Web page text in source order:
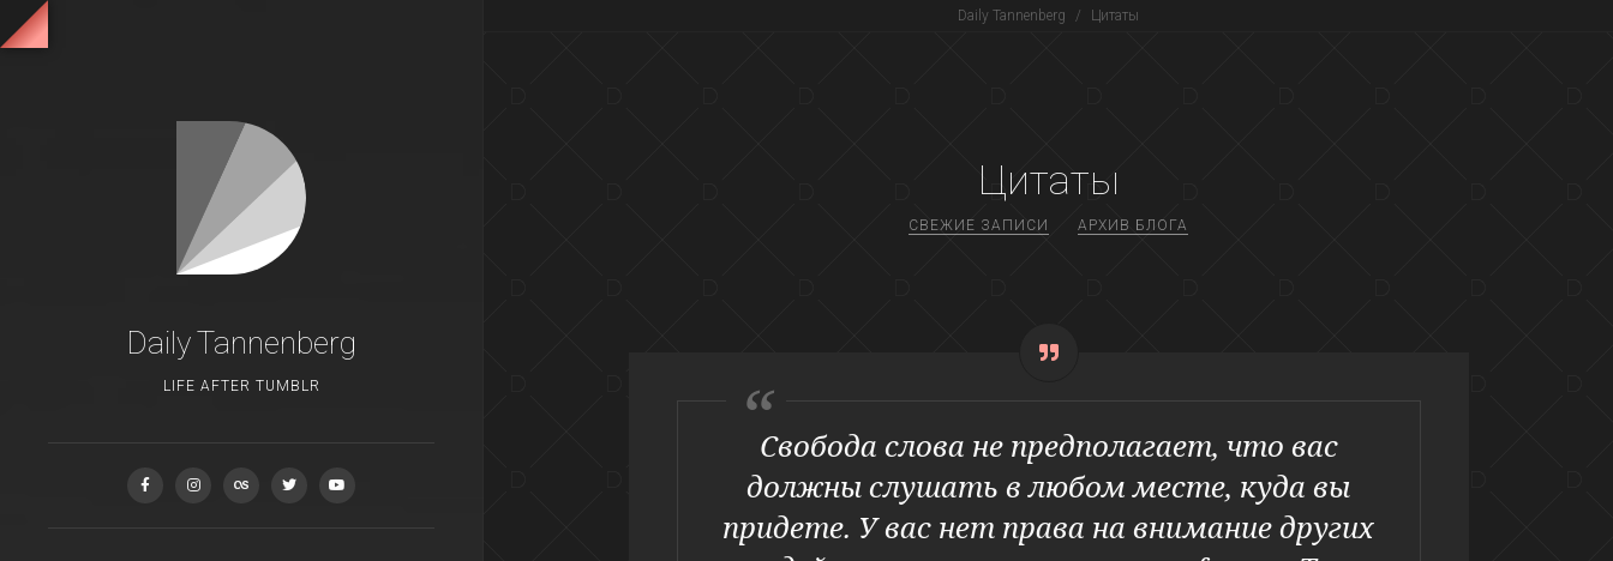
Daily Tannenberg
LIFE AFTER TUMBLR
Daily Tannenberg / Цитаты
Цитаты
СВЕЖИЕ ЗАПИСИ АРХИВ БЛОГА
Свобода слова не предполагает, что вас
должны слушать в любом месте, куда вы
придете. У вас нет права на внимание других